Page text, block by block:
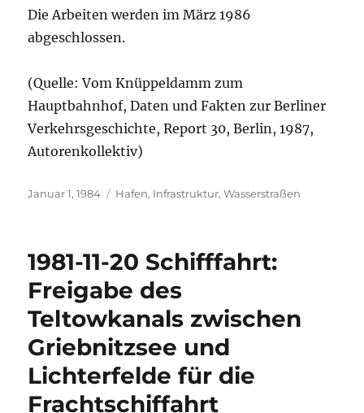
Die Arbeiten werden im März 1986
abgeschlossen.
(Quelle: Vom Knüppeldamm zum
Hauptbahnhof, Daten und Fakten zur Berliner
Verkehrsgeschichte, Report 30, Berlin, 1987,
Autorenkollektiv)
Veröffentlicht
Januar 1, 1984 Kategorien
Hafen, Infrastruktur,Wasserstraßen
1981-11-20 Schifffahrt:
Freigabe des
Teltowkanals zwischen
Griebnitzsee und
Lichterfelde für die
Frachtschiffahrt